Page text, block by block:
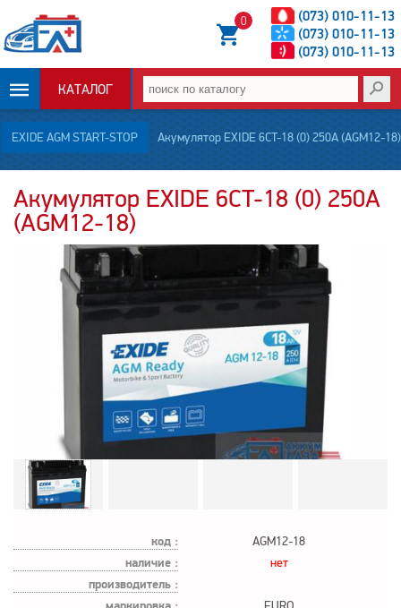
(073) 010-11-13
(073) 010-11-13
(073) 010-11-13
0
КАТАЛОГ
ОПЛАТА И
ДОСТАВКА
НОВОСТИ
EXIDE AGM START-STOP Акумулятор EXIDE 6CT-18 (0) 250A (AGM12-18)
Акумулятор EXIDE 6CT-18 (0) 250A
(AGM12-18)
код : AGM12-18
наличие : нет
производитель :